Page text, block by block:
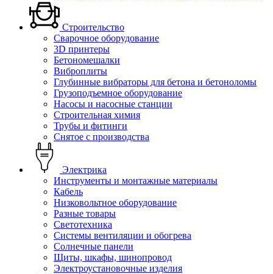
Строительство
Сварочное оборудование
3D принтеры
Бетономешалки
Виброплиты
Глубинные вибраторы для бетона и бетоноломы
Грузоподъемное оборудование
Насосы и насосные станции
Строительная химия
Трубы и фитинги
Снятое с производства
Электрика
Инструменты и монтажные материалы
Кабель
Низковольтное оборудование
Разные товары
Светотехника
Системы вентиляции и обогрева
Солнечные панели
Щиты, шкафы, шинопровод
Электроустановочные изделия